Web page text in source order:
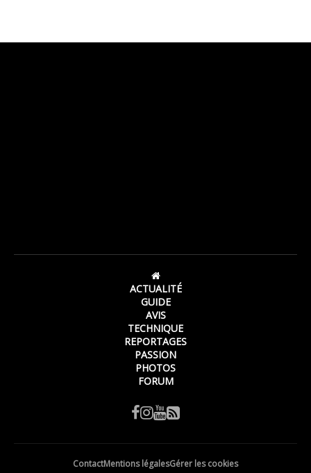
ACTUALITÉ
GUIDE
AVIS
TECHNIQUE
REPORTAGES
PASSION
PHOTOS
FORUM
ContactMentions légalesGérer les cookies